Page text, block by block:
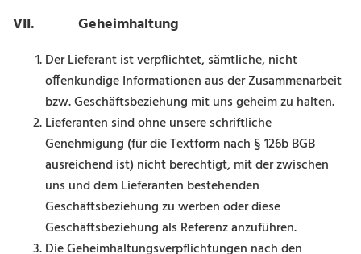
VII. Geheimhaltung
Der Lieferant ist verpflichtet, sämtliche, nicht
offenkundige Informationen aus der Zusammenarbeit
bzw. Geschäftsbeziehung mit uns geheim zu halten.
Lieferanten sind ohne unsere schriftliche
Genehmigung (für die Textform nach § 126b BGB
ausreichend ist) nicht berechtigt, mit der zwischen
uns und dem Lieferanten bestehenden
Geschäftsbeziehung zu werben oder diese
Geschäftsbeziehung als Referenz anzuführen.
Die Geheimhaltungsverpflichtungen nach den